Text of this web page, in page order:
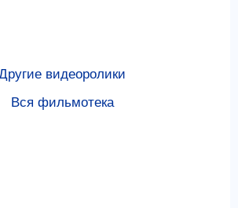
видеоролики
Вся фильмотека